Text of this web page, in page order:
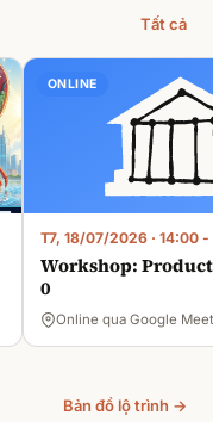
Tất cả
ONLINE
T7, 18/07/2026 · 14:00 -
Workshop:
0
Online qua Google Meet
Bản đồ lộ trình →